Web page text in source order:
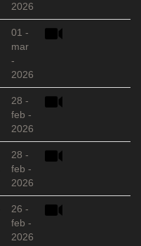
2026
01 -
mar
-
2026
28 -
feb -
2026
28 -
feb -
2026
26 -
feb -
2026